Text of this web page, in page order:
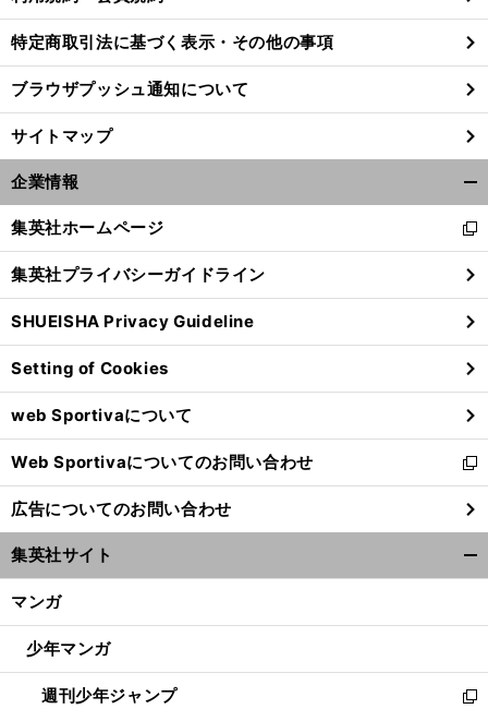
特定商取引法に基づく表示・その他の事項
ブラウザプッシュ通知について
サイトマップ
企業情報
閉
る
集英社ホームページ
新
し
い
ウ
ィ
ン
ド
ウ
で
開
く
集英社プライバシーガイドライン
SHUEISHA Privacy Guideline
Setting of Cookies
web Sportivaについて
Web Sportivaについてのお問い合わせ
新
し
い
ウ
ィ
ン
ウ
開
く
広告についてのお問い合わせ
集英社サイト
マンガ
少年マンガ
週刊少年ジャンプ
新